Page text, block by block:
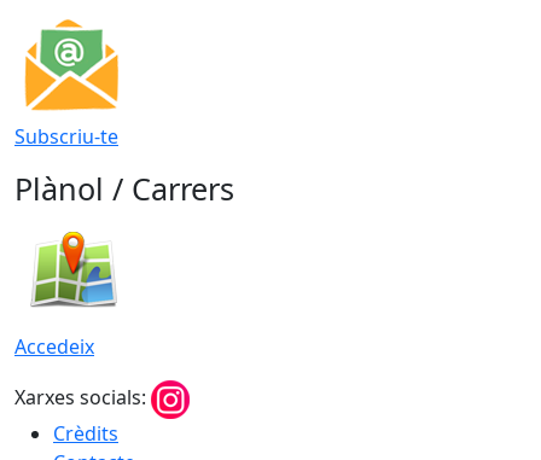
Subscriu-te
Plànol / Carrers
Accedeix
Xarxes socials:
Crèdits